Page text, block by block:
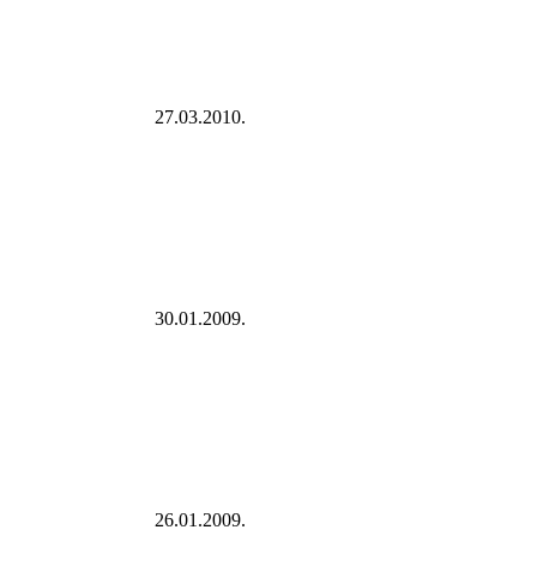
27.03.2010.
30.01.2009.
26.01.2009.